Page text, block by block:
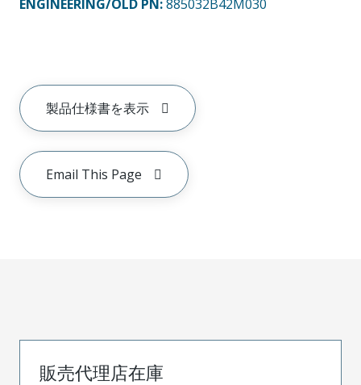
ENGINEERING/OLD PN:885032B42M030
製品仕様書を表示
Email This Page
販売代理店在庫